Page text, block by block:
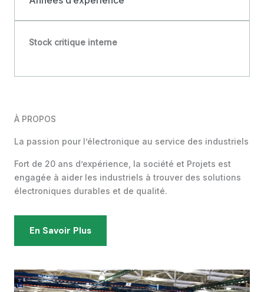
Stock critique interne
À PROPOS
La passion pour l’électronique au service des industriels
Fort de 20 ans d’expérience, la société et Projets est
engagée à aider les industriels à trouver des solutions
électroniques durables et de qualité.
En Savoir Plus